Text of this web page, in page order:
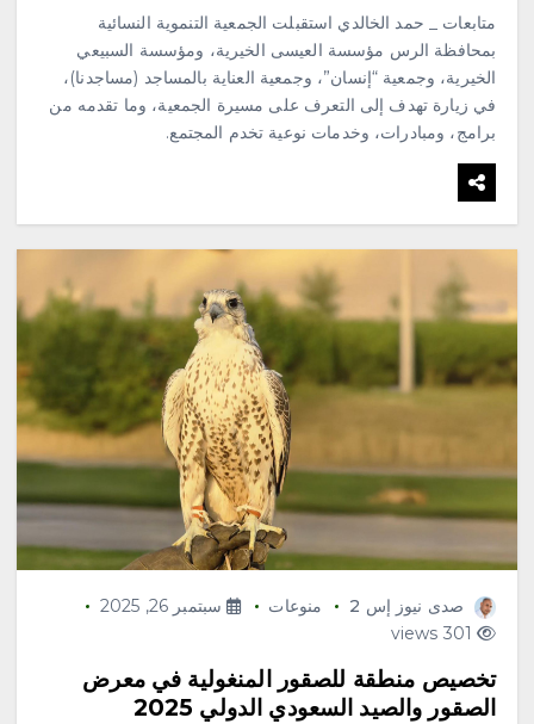
متابعات _ حمد الخالدي استقبلت الجمعية التنموية النسائية
بمحافظة الرس مؤسسة العيسى الخيرية، ومؤسسة السبيعي
الخيرية، وجمعية “إنسان”، وجمعية العناية بالمساجد (مساجدنا)،
في زيارة تهدف إلى التعرف على مسيرة الجمعية، وما تقدمه من
برامج، ومبادرات، وخدمات نوعية تخدم المجتمع.
صدى نيوز إس 2 منوعات
سبتمبر 26, 2025
301 views
تخصيص منطقة للصقور المنغولية في معرض
الصقور والصيد السعودي الدولي 2025